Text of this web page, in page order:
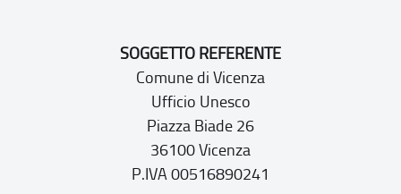
SOGGETTO REFERENTE
Comune di Vicenza
Ufficio Unesco
Piazza Biade 26
36100 Vicenza
P.IVA 00516890241